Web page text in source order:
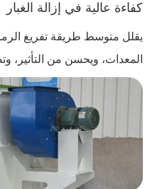
كفاءة عالية في إزالة الغبار
يقلل متوسط طريقة تفريغ
المعدات، ويحسن من التأثير، وتصل